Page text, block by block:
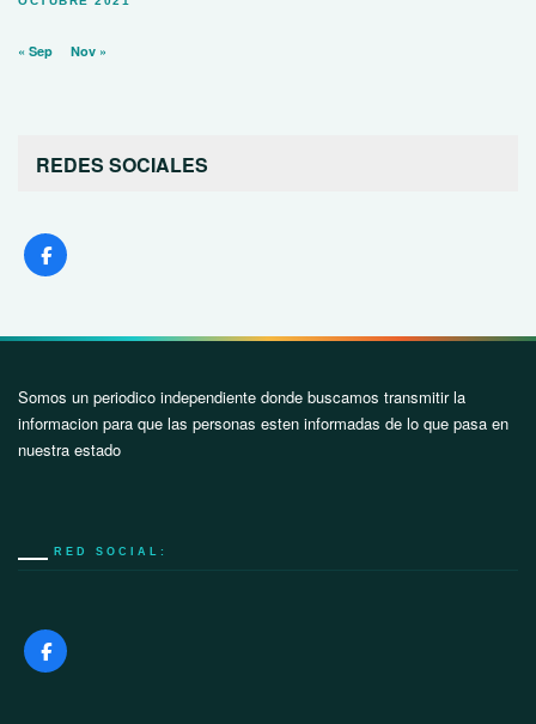
« Sep Nov »
REDES SOCIALES
Somos un periodico independiente donde buscamos transmitir la
informacion para que las personas esten informadas de lo que pasa en
nuestra estado
RED SOCIAL: